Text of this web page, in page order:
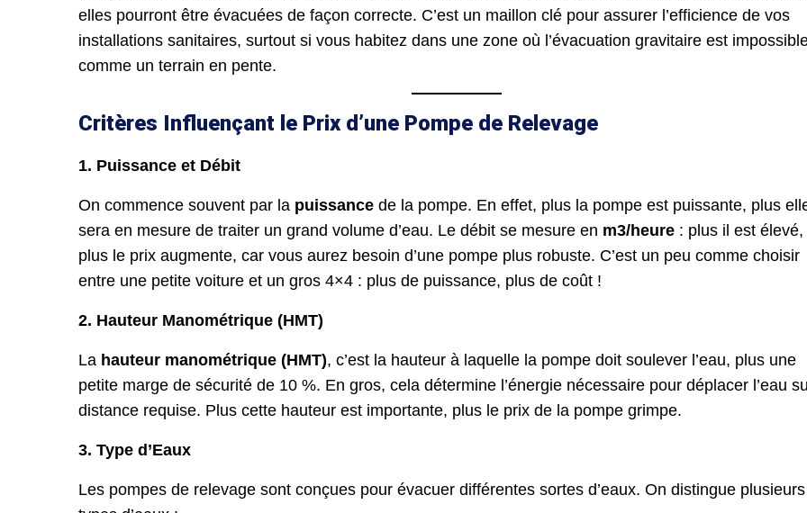
elles pourront être évacuées de façon correcte. C’est un maillon clé pour assurer l’efficience de vos
installations sanitaires, surtout si vous habitez dans une zone où l’évacuation gravitaire est
comme un terrain en pente.
Critères Influençant le Prix d’une Pompe de Relevage
1. Puissance et Débit
On commence souvent par la puissance de la pompe. En effet, plus la pompe est puissante, plus
sera en mesure de traiter un grand volume d’eau. Le débit se mesure en m3/heure : plus il est élevé,
plus le prix augmente, car vous aurez besoin d’une pompe plus robuste. C’est un peu comme choisir
entre une petite voiture et un gros 4×4 : plus de puissance, plus de coût !
2. Hauteur Manométrique (HMT)
La hauteur manométrique (HMT), c’est la hauteur à laquelle la pompe doit soulever l’eau, plus une
petite marge de sécurité de 10 %. En gros, cela détermine l’énergie nécessaire pour déplacer l’eau
distance requise. Plus cette hauteur est importante, plus le prix de la pompe grimpe.
3. Type d’Eaux
Les pompes de relevage sont conçues pour évacuer différentes sortes d’eaux. On distingue plusieurs